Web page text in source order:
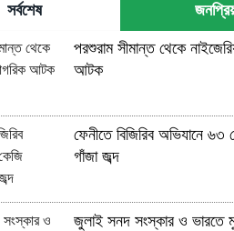
সর্বশেষ
পরশুরাম সীমান্ত থেকে
আটক
ফেনীতে বিজিরিব অভিযানে ৬৩
গাঁজা জব্দ
জুলাই সনদ সংস্কার ও ভারতে